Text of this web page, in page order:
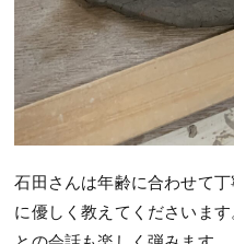
石田さんは年齢に合わせて
に優しく教えてくださいま